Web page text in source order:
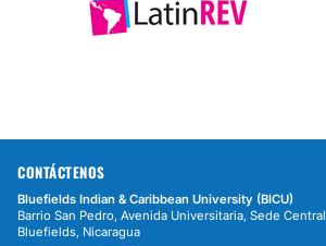
CONTÁCTENOS
Bluefields Indian & Caribbean University (BICU)
Barrio San Pedro, Avenida Universitaria, Sede Central
Bluefields, Nicaragua